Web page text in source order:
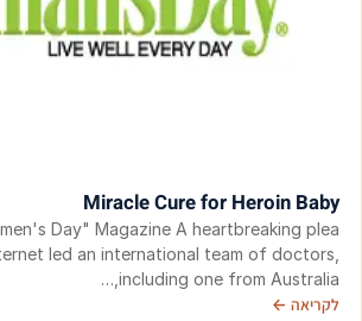
Miracle Cure for Heroin Baby
Day" Magazine A heartbreaking plea
led an international team of doctors,
including one from Australia,…
לקריאה ←